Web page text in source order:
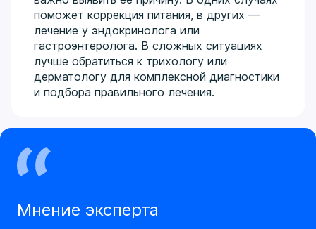
поможет коррекция питания, в других —
лечение у эндокринолога или
гастроэнтеролога. В сложных ситуациях
лучше обратиться к трихологу или
дерматологу для комплексной диагностики
и подбора правильного лечения.
Мнение эксперта